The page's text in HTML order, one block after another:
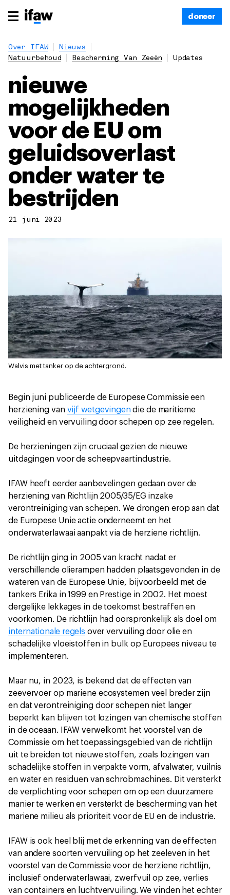
doneer
Over IFAW
Nieuws
Natuurbehoud
Bescherming Van Zeeën Updates
nieuwe
mogelijkheden
voor de EU om
geluidsoverlast
onder water te
bestrijden
21 juni 2023
Walvis met tanker op de achtergrond.
Begin juni publiceerde de Europese Commissie een
herziening van vijf wetgevingendie de maritieme
veiligheid en vervuiling door schepen op zee regelen.
De herzieningen zijn cruciaal gezien de nieuwe
uitdagingen voor de scheepvaartindustrie.
IFAW heeft eerder aanbevelingen gedaan over de
herziening van Richtlijn 2005/35/EG inzake
verontreiniging van schepen. We drongen erop aan dat
de Europese Unie actie onderneemt en het
onderwaterlawaai aanpakt via de herziene richtlijn.
De richtlijn ging in 2005 van kracht nadat er
verschillende olierampen hadden plaatsgevonden in de
wateren van de Europese Unie, bijvoorbeeld met de
tankers Erika in 1999 en Prestige in 2002. Het moest
dergelijke lekkages in de toekomst bestraffen en
voorkomen. De richtlijn had oorspronkelijk als doel om
internationale regels over vervuiling door olie en
schadelijke vloeistoffen in bulk op Europees niveau te
implementeren.
Maar nu, in 2023, is bekend dat de effecten van
zeevervoer op mariene ecosystemen veel breder zijn
en dat verontreiniging door schepen niet langer
beperkt kan blijven tot lozingen van chemische stoffen
in de oceaan. IFAW verwelkomt het voorstel van de
Commissie om het toepassingsgebied van de richtlijn
uit te breiden tot nieuwe stoffen, zoals lozingen van
schadelijke stoffen in verpakte vorm, afvalwater, vuilnis
en water en residuen van schrobmachines. Dit versterkt
de verplichting voor schepen om op een duurzamere
manier te werken en versterkt de bescherming van het
mariene milieu als prioriteit voor de EU en de industrie.
IFAW is ook heel blij met de erkenning van de effecten
van andere soorten vervuiling op het zeeleven in het
voorstel van de Commissie voor de herziene richtlijn,
inclusief onderwaterlawaai, zwerfvuil op zee, verlies
van containers en luchtvervuiling. We vinden het echter